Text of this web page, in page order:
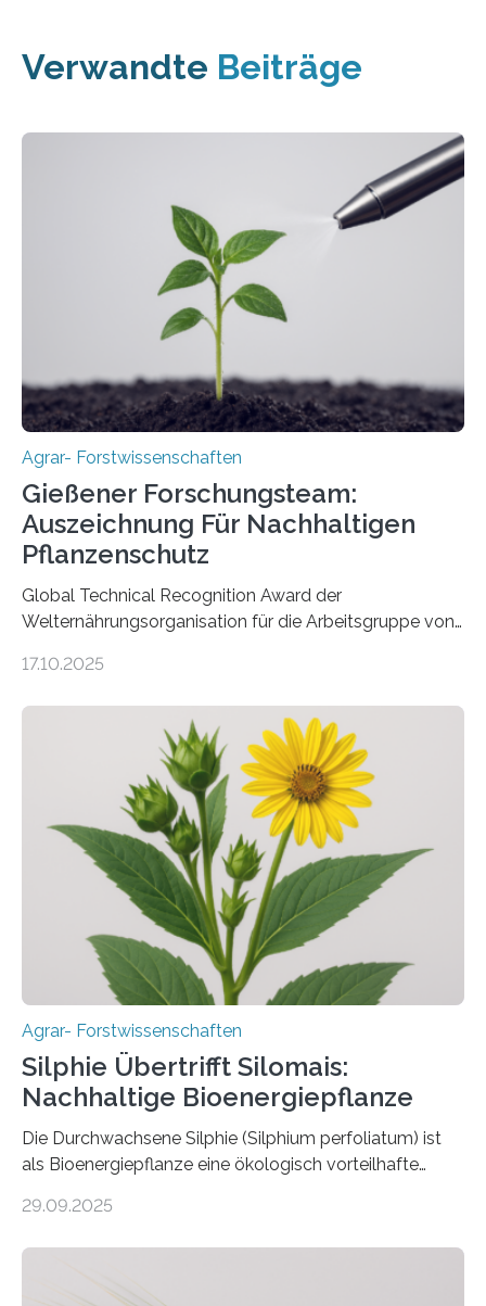
Verwandte Beiträge
Agrar- Forstwissenschaften
Gießener Forschungsteam:
Auszeichnung Für Nachhaltigen
Pflanzenschutz
Global Technical Recognition Award der
Welternährungsorganisation für die Arbeitsgruppe von
Insektenbiotechnologie der JLU Insekten spielen eine
aber Krankheiten übertragen und der Landwirtschaft
und dem Gartenbau erhebliche Schäden zufügen. Es ist
daher entscheidend, Schadinsekten effektiv zu
bekämpfen, während gleichzeitig nützliche Insekten
erhalten bleiben. An der Justus-Liebig-Universität
Gießen (JLU) erforscht die Arbeitsgruppe von Prof. Dr.
Marc F. Schetelig am Institut für
Insektenbiotechnologie neue biologische und
biotechnologische Verfahren zur…
17.10.2025
Agrar- Forstwissenschaften
Silphie Übertrifft Silomais:
Nachhaltige Bioenergiepflanze
Die Durchwachsene Silphie (Silphium perfoliatum) ist
als Bioenergiepflanze eine ökologisch vorteilhafte
mehrjährigen Vergleichsstudie von Forschenden der
nach nachhaltigen Alternativen zur Energiegewinnung
29.09.2025